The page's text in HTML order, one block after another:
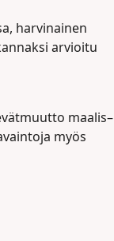
harvinainen
arvioitu
maalis–
myös